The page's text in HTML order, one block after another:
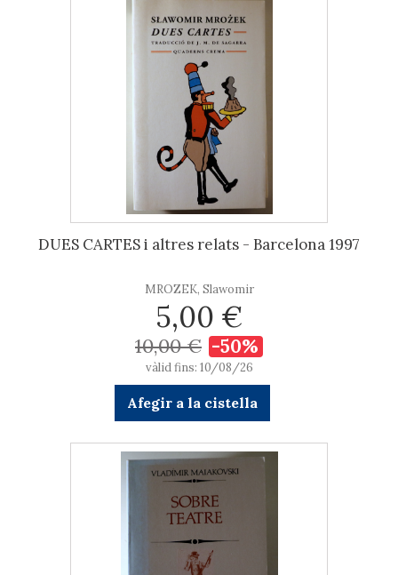
DUES CARTES i altres relats - Barcelona 1997
MROZEK, Slawomir
5,00 €
10,00 € -50%
vàlid fins: 10/08/26
Afegir a la cistella